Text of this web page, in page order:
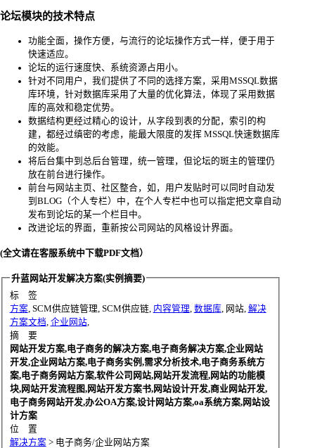
论坛模块的技术特点
功能全面，操作方便，与流行的论坛操作方式一样，便于用于
快速适应。
论坛的运行速度快、系统资源占用小。
针对不同用户，我们提供了不同的选择方案，采用MSSQL数据
库环境，针对数据库采用了大量的优化算法，体现了采用数据
库的高效和稳定优势。
数据结构更经过精心的设计，从字段到表的分配，索引的构
建，都经过缜密的考虑，能最大限度的发挥 MSSQL快速数据库
的效能。
将后台集中到总后台管理，统一管理，但论坛的斑主的管理仍
放在前台进行操作。
前台与网站主页、社区整合，如，用户发贴时可以同时自动发
到BLOG（个人专栏）中，在个人专栏中也可以指定把文章自动
发布到论坛的某一个栏目中。
改进论坛的界面，重新按公司网站的风格设计界面。
(全文请在客服系统中下载PDF文档）
升蓝网站开发解决方案(实例摘要)
标 签
方案
, SCM供应链管理, SCM供应链, 内容管理 数据库 , 网站, 解决
方案文档 企业网站,
摘 要
网站开发方案,电子商务的解决方案,电子商务解决方案,企业网站
开发,企业网站方案,电子商务实例,需求分析技术,电子商务系统方
案,电子商务网站方案,软件公司网站,网站开发流程,网站的功能模
块,网站开发流程图,网站开发方案书,网站设计开发,商业网站开发,
电子商务网站开发,办公OA方案,设计网站方案,oa系统方案,网站设
计方案
位 置
解决方案 >电子商务/企业网站方案